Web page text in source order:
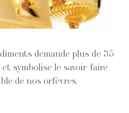
demande plus de 35
sym­bol­ise le savoir-faire
de nos orfèvres.